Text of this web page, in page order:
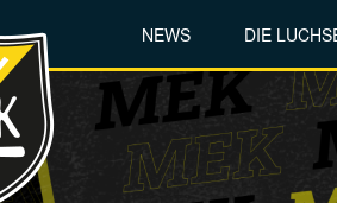
NEWS DIE